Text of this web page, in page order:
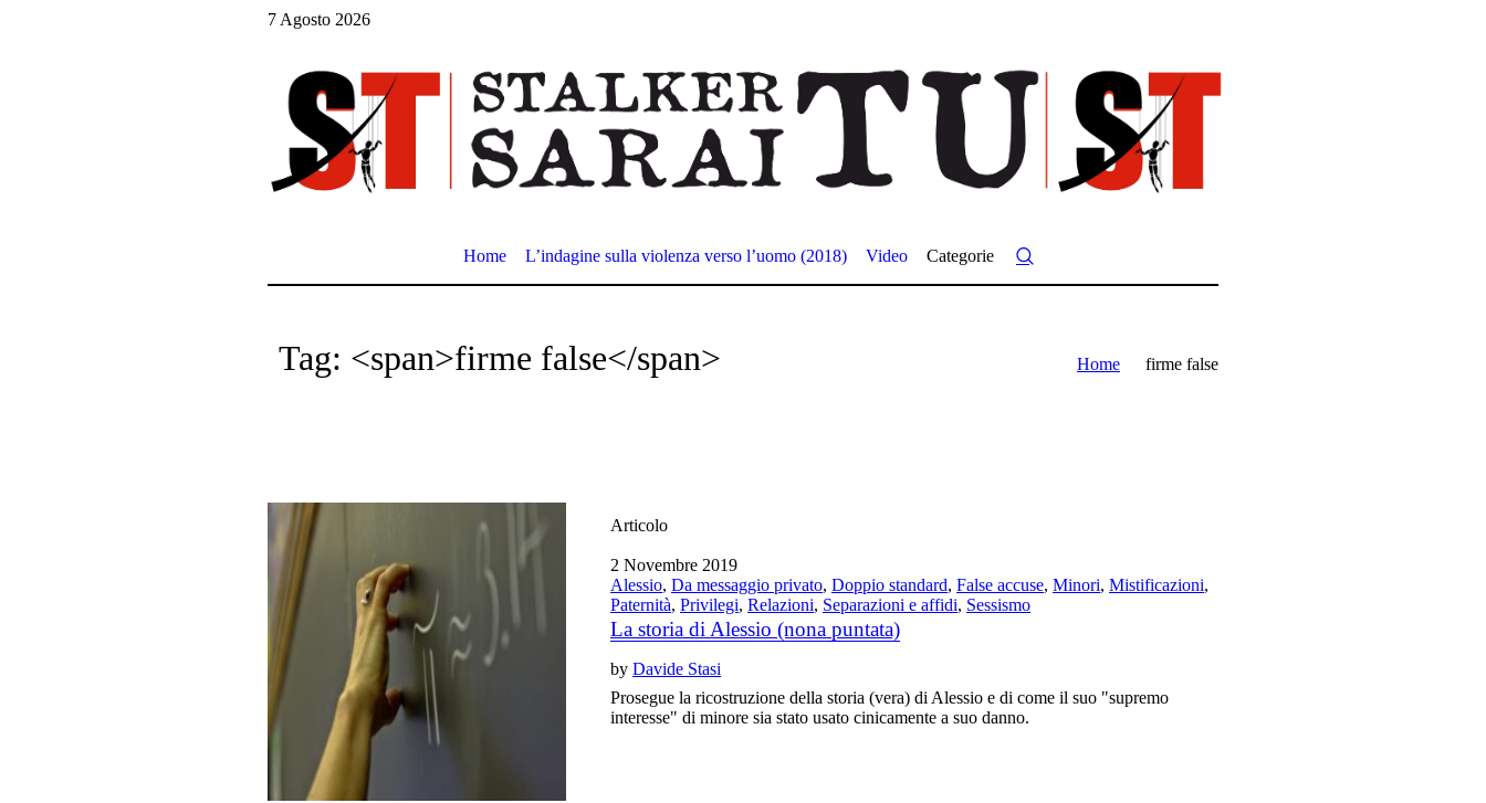
7 Agosto 2026
Home L’indagine sulla violenza verso l’uomo (2018) Video Categorie
Tag: <span>firme false</span> Home firme false
Articolo
2 Novembre 2019
Alessio,Da messaggio privato,Doppio standard,False accuse,Minori,Mistificazioni,
Paternità,Privilegi,Relazioni, Separazioni e affidi, Sessismo
La storia di Alessio (nona puntata)
byDavide Stasi
Prosegue la ricostruzione della storia (vera) di Alessio e di come il suo "supremo
interesse" di minore sia stato usato cinicamente a suo danno.